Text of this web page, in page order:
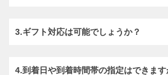
3.ギフト対応は可能でしょうか？
4.到着日や到着時間帯の指定はできます